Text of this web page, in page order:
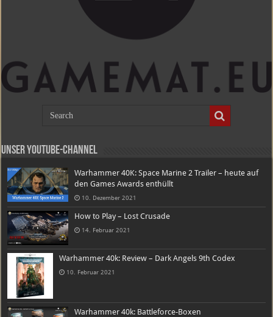
Unser Youtube-Channel
Warhammer 40K: Space Marine 2 Trailer – heute auf
den Games Awards enthüllt
10. Dezember 2021
How to Play – Lost Crusade
14. Februar 2021
Warhammer 40k: Review – Dark Angels 9th Codex
10. Februar 2021
Warhammer 40k: Battleforce-Boxen